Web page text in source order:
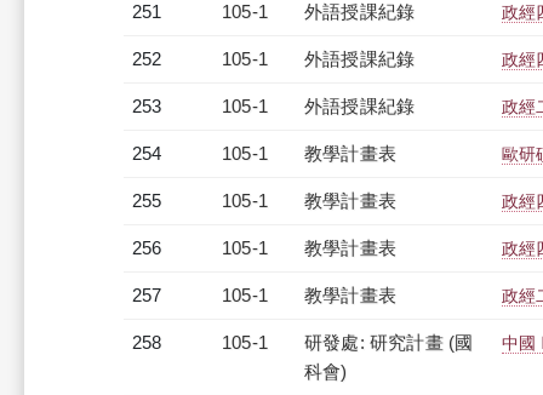
251 105-1 外語授課紀錄 政經
252 105-1 外語授課紀錄 政經
253 105-1 外語授課紀錄 政經
254 105-1 教學計畫表 歐研
255 105-1 教學計畫表 政經
256 105-1 教學計畫表 政經
257 105-1 教學計畫表 政經
258 105-1
研發處: 研究計畫 (國
科會)
中國